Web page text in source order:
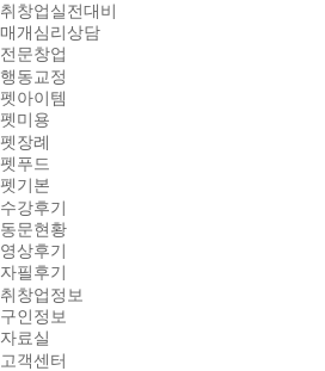
취창업실전대비
매개심리상담
전문창업
행동교정
펫아이템
펫미용
펫장례
펫푸드
펫기본
수강후기
동문현황
영상후기
자필후기
취창업정보
구인정보
자료실
고객센터